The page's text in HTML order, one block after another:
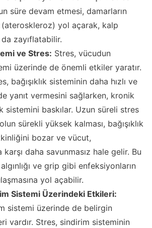
süre devam etmesi, damarların
yol açarak, kalp
da zayıflatabilir.
ve Stres: Stres, vücudun
üzerinde de önemli etkiler yaratır.
bağışıklık sisteminin daha hızlı ve
yanıt vermesini sağlarken, kronik
sistemini baskılar. Uzun süreli stres
sürekli yüksek kalması, bağışıklık
bozar ve vücut,
daha savunmasız hale gelir. Bu
ve grip gibi enfeksiyonların
yol açabilir.
Sistemi Üzerindeki Etkileri:
sistemi üzerinde de belirgin
vardır. Stres, sindirim sisteminin